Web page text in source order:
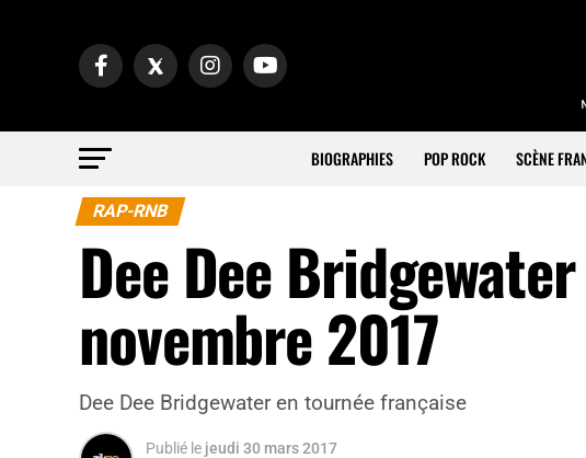
BIOGRAPHIES POP ROCK SCÈNE
RAP-RNB
Dee Dee
novembre 2017
Dee Dee Bridgewater en tournée française
Publié le jeudi 30 mars 2017